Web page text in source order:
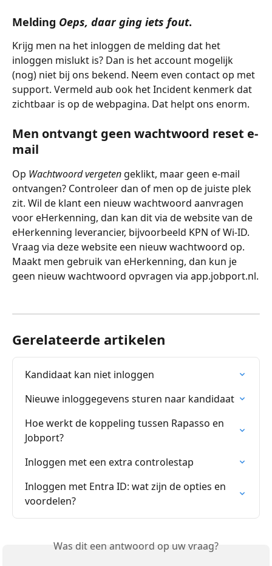
Melding Oeps, daar ging iets fout.
Krijg men na het inloggen de melding dat het
inloggen mislukt is? Dan is het account mogelijk
(nog) niet bij ons bekend. Neem even contact op met
support. Vermeld aub ook het Incident kenmerk dat
zichtbaar is op de webpagina. Dat helpt ons enorm.
Men ontvangt geen wachtwoord reset e-
mail
Op Wachtwoord vergeten geklikt, maar geen e-mail
ontvangen? Controleer dan of men op de juiste plek
zit. Wil de klant een nieuw wachtwoord aanvragen
voor eHerkenning, dan kan dit via de website van de
eHerkenning leverancier, bijvoorbeeld KPN of Wi-ID.
Vraag via deze website een nieuw wachtwoord op.
Maakt men gebruik van eHerkenning, dan kun je
geen nieuw wachtwoord opvragen via app.jobport.nl.
Gerelateerde artikelen
Kandidaat kan niet inloggen
Nieuwe inloggegevens sturen naar kandidaat
Hoe werkt de koppeling tussen Rapasso en
Jobport?
Inloggen met een extra controlestap
Inloggen met Entra ID: wat zijn de opties en
voordelen?
Was dit een antwoord op uw vraag?